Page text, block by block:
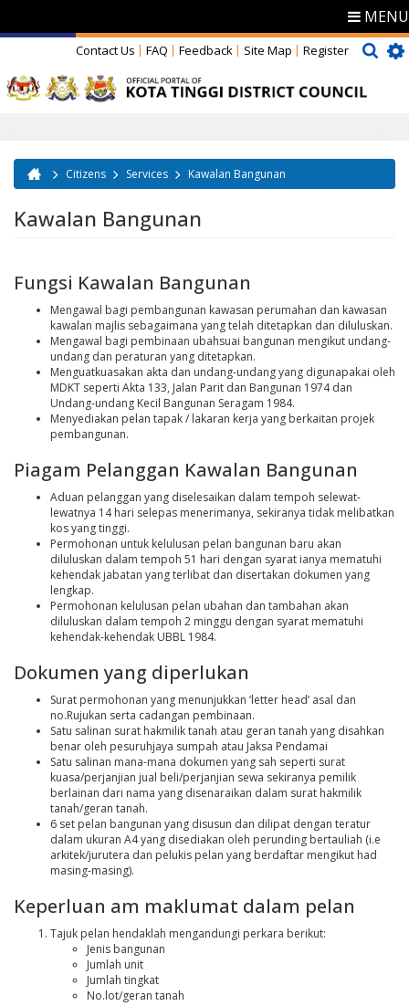
MENU
Contact Us FAQ Feedback Site Map Register
You are here
Citizens Services Kawalan Bangunan
Kawalan Bangunan
Fungsi Kawalan Bangunan
Mengawal bagi pembangunan kawasan perumahan dan kawasan
kawalan majlis sebagaimana yang telah ditetapkan dan diluluskan.
Mengawal bagi pembinaan ubahsuai bangunan mengikut undang-
undang dan peraturan yang ditetapkan.
Menguatkuasakan akta dan undang-undang yang digunapakai oleh
MDKT seperti Akta 133, Jalan Parit dan Bangunan 1974 dan
Undang-undang Kecil Bangunan Seragam 1984.
Menyediakan pelan tapak / lakaran kerja yang berkaitan projek
pembangunan.
Piagam Pelanggan Kawalan Bangunan
Aduan pelanggan yang diselesaikan dalam tempoh selewat-
lewatnya 14 hari selepas menerimanya, sekiranya tidak melibatkan
kos yang tinggi.
Permohonan untuk kelulusan pelan bangunan baru akan
diluluskan dalam tempoh 51 hari dengan syarat ianya mematuhi
kehendak jabatan yang terlibat dan disertakan dokumen yang
lengkap.
Permohonan kelulusan pelan ubahan dan tambahan akan
diluluskan dalam tempoh 2 minggu dengan syarat mematuhi
kehendak-kehendak UBBL 1984.
Dokumen yang diperlukan
Surat permohonan yang menunjukkan ‘letter head’ asal dan
no.Rujukan serta cadangan pembinaan.
Satu salinan surat hakmilik tanah atau geran tanah yang disahkan
benar oleh pesuruhjaya sumpah atau Jaksa Pendamai
Satu salinan mana-mana dokumen yang sah seperti surat
kuasa/perjanjian jual beli/perjanjian sewa sekiranya pemilik
berlainan dari nama yang disenaraikan dalam surat hakmilik
tanah/geran tanah.
6 set pelan bangunan yang disusun dan dilipat dengan teratur
dalam ukuran A4 yang disediakan oleh perunding bertauliah (i.e
arkitek/jurutera dan pelukis pelan yang berdaftar mengikut had
masing-masing).
Keperluan am maklumat dalam pelan
Tajuk pelan hendaklah mengandungi perkara berikut:
Jenis bangunan
Jumlah unit
Jumlah tingkat
No.lot/geran tanah